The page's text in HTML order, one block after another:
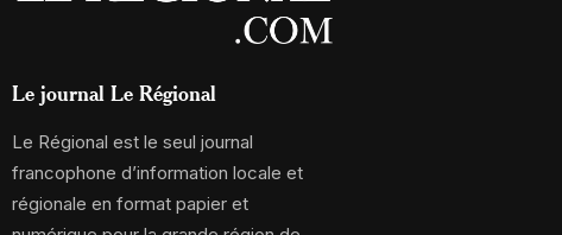
Le journal Le Régional
Le Régional est le seul journal
francophone d’information locale et
régionale en format papier et